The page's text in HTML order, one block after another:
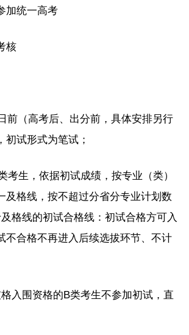
加统一高考
核
前（高考后、出分前，具体安排另行
初试形式为笔试；
考生，依据初试成绩，按专业（类）
及格线，按不超过分省分专业计划数
格线的初试合格线：初试合格方可入
不合格不再进入后续选拔环节、不计
格入围资格的B类考生不参加初试，直